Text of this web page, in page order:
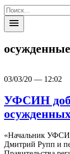
menu
осужденные
03/03/20 — 12:02
УФСИН
«Начальник
Дмитрий Рупп и